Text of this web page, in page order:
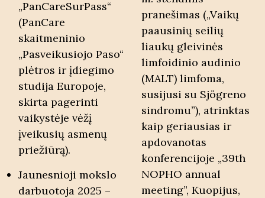
„PanCareSurPass“
(PanCare
skaitmeninio
„Pasveikusiojo Paso“
plėtros ir įdiegimo
studija Europoje,
skirta pagerinti
vaikystėje vėžį
įveikusių asmenų
priežiūrą).
Jaunesnioji mokslo
darbuotoja 2025 –
pranešimas („Vaikų
paausinių seilių
liaukų gleivinės
limfoidinio audinio
(MALT) limfoma,
susijusi su Sjögreno
sindromu”), atrinktas
kaip geriausias ir
apdovanotas
konferencijoje „39th
NOPHO annual
meeting”, Kuopijus,